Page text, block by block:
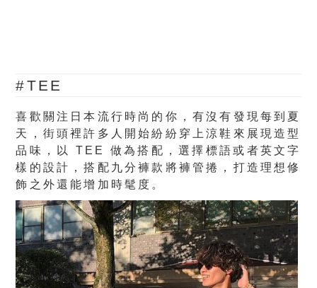
#TEE
喜歡關注日本流行時尚的你，有沒有發現每到夏
天，街頭裡許多人開始紛紛穿上涼鞋來展現造型
品味，以 TEE 做為搭配，選擇標語或者英文字
樣的設計，搭配九分褲款將褲管捲，打造理想修
飾之外還能增加時髦度。